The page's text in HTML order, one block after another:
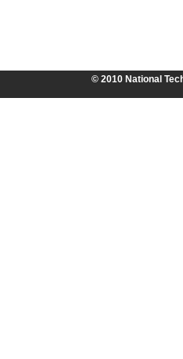
© 2010 National